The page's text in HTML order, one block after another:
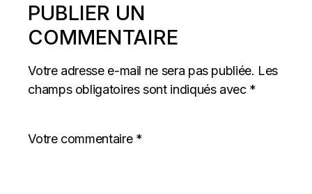
PUBLIER UN
COMMENTAIRE
Votre adresse e-mail ne sera pas publiée. Les
champs obligatoires sont indiqués avec *